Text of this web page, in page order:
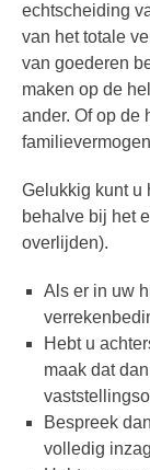
echtscheiding
van het totale
van goederen
maken op de
ander. Of op de
Gelukkig kunt u
behalve bij het
overlijden).
Als er in uw
Hebt u
maak dat
Bespreek
volledig